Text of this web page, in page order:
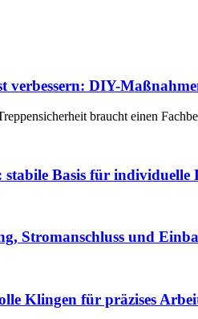
verbessern: DIY-
braucht einen
stabile Basis für individuelle
Stromanschluss und
Klingen für präzises